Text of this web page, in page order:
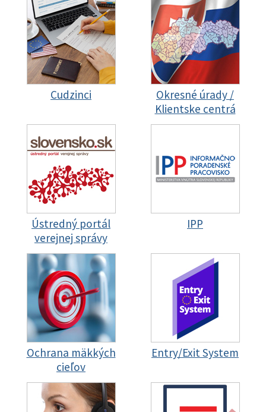
Cudzinci
Okresné úrady /
Klientske centrá
Ústredný portál
verejnej správy
IPP
Ochrana mäkkých
cieľov
Entry/Exit System